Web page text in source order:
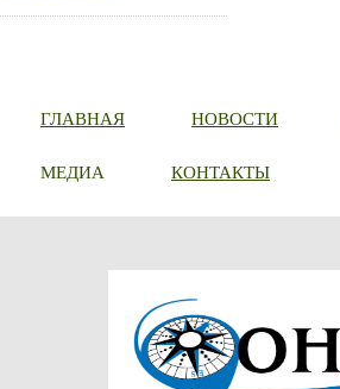
ГЛАВНАЯ НОВОСТИ
МЕДИА КОНТАКТЫ